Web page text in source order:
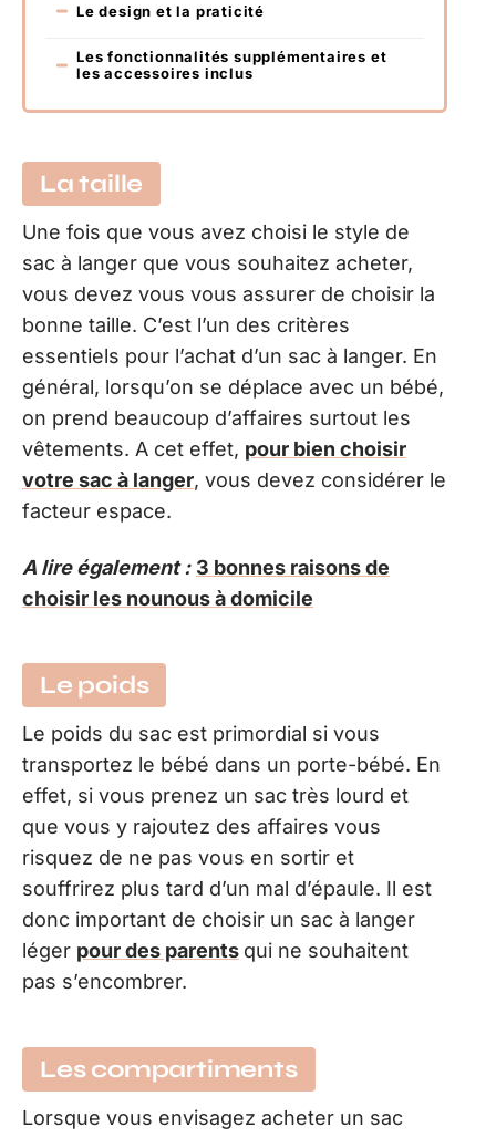
Le design et la praticité
Les fonctionnalités supplémentaires et
les accessoires inclus
La taille
Une fois que vous avez choisi le style de
sac à langer que vous souhaitez acheter,
vous devez vous vous assurer de choisir la
bonne taille. C’est l’un des critères
essentiels pour l’achat d’un sac à langer. En
général, lorsqu’on se déplace avec un bébé,
on prend beaucoup d’affaires surtout les
vêtements. A cet effet, pour bien choisir
votre sac à langer, vous devez considérer le
facteur espace.
A lire également : 3 bonnes raisons de
choisir les nounous à domicile
Le poids
Le poids du sac est primordial si vous
transportez le bébé dans un porte-bébé. En
effet, si vous prenez un sac très lourd et
que vous y rajoutez des affaires vous
risquez de ne pas vous en sortir et
souffrirez plus tard d’un mal d’épaule. Il est
donc important de choisir un sac à langer
léger pour des parents qui ne souhaitent
pas s’encombrer.
Les compartiments
Lorsque vous envisagez acheter un sac